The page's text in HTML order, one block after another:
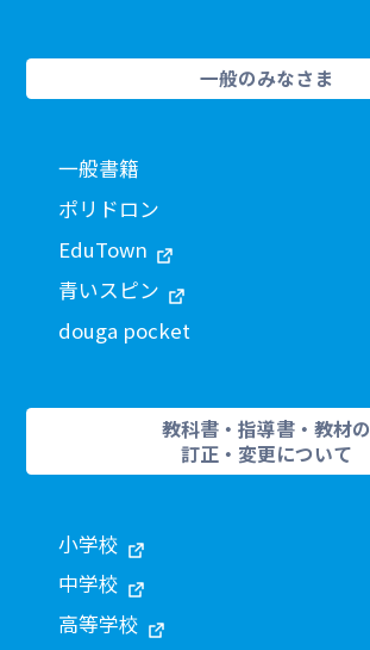
一般のみなさま
一般書籍
ポリドロン
EduTown
青いスピン
douga pocket
教科書・指導書・教材の
訂正・変更について
小学校
中学校
高等学校